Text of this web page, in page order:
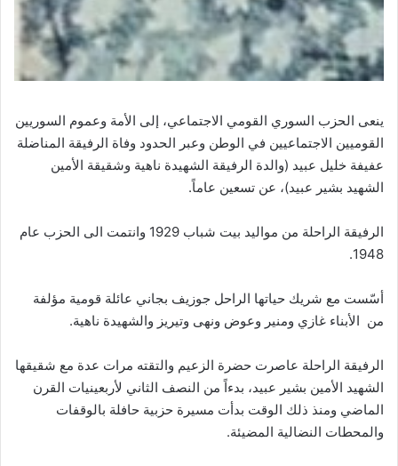
ينعى الحزب السوري القومي الاجتماعي، إلى الأمة وعموم السوريين
القوميين الاجتماعيين في الوطن وعبر الحدود وفاة الرفيقة المناضلة
عفيفة خليل عبيد (والدة الرفيقة الشهيدة ناهية وشقيقة الأمين
الشهيد بشير عبيد)، عن تسعين عاماً.
الرفيقة الراحلة من مواليد بيت شباب 1929 وانتمت الى الحزب عام
1948.
أسّست مع شريك حياتها الراحل جوزيف بجاني عائلة قومية مؤلفة
من الأبناء غازي ومنير وعوض ونهى وتيريز والشهيدة ناهية.
الرفيقة الراحلة عاصرت حضرة الزعيم والتقته مرات عدة مع شقيقها
الشهيد الأمين بشير عبيد، بدءاً من النصف الثاني لأربعينيات القرن
الماضي ومنذ ذلك الوقت بدأت مسيرة حزبية حافلة بالوقفات
والمحطات النضالية المضيئة.